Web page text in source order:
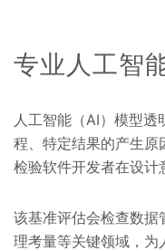
专业人工智
人工智能（AI）模型
程、特定结果的产生原
检验软件开发者在设计
该基准评估会检查数据
理考量等关键领域，为